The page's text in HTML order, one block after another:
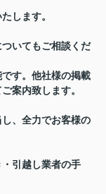
します。
いてもご相談くだ
す。他社様の掲載
案内致します。
、全力でお客様の
引越し業者の手